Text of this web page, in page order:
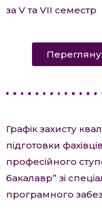
за V та VII
Графік захисту
підготовки
професійного
бакалавр” зі
програмного